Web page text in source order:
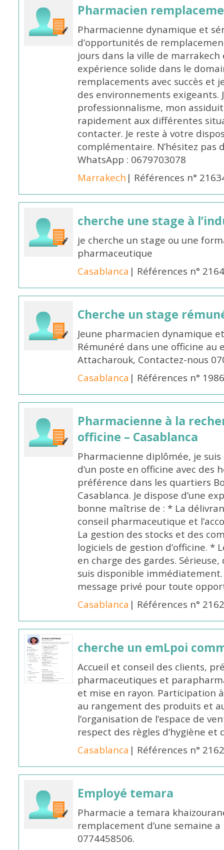
Pharmacien
Pharmacienne dynamique et
d’opportunités de
jours dans la ville de marrakech
expérience solide dans le
remplacements avec succès et
des environnements exigeants.
professionnalisme, mon
rapidement aux différentes
contacter. Je reste à votre
complémentaire. N’hésitez
WhatsApp : 0679703078
Marrakech | Références n°
cherche une stage à
je cherche un stage ou une
pharmaceutique
Casablanca | Références n°
Cherche un stage
Jeune pharmacien dynamique
Rémunéré dans une officine au
Attacharouk, Contactez-nous
Casablanca | Références n°
Pharmacienne à la
officine – Casablanca
Pharmacienne diplômée, je
d’un poste en officine avec des
préférence dans les quartiers
Casablanca. Je dispose d’une
bonne maîtrise de : * La
conseil pharmaceutique et
La gestion des stocks et des
logiciels de gestion d’officine. *
en charge des gardes.
suis disponible
message privé pour toute
Casablanca | Références n°
cherche un emLpoi
Accueil et conseil des clients,
pharmaceutiques et
et mise en rayon. Participation
au rangement des produits et
l’organisation de l’espace de
respect des règles d’hygiène et
Casablanca | Références n°
Employé temara
Pharmacie a temara
remplacement d’une semaine
0774458506.